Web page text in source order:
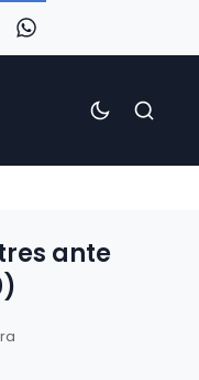
ante